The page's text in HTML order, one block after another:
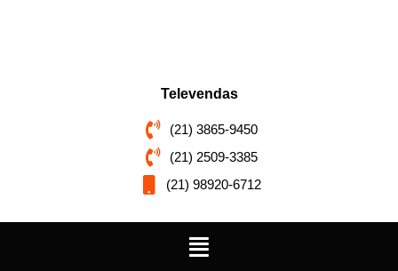
Televendas
(21) 3865-9450
(21) 2509-3385
(21) 98920-6712